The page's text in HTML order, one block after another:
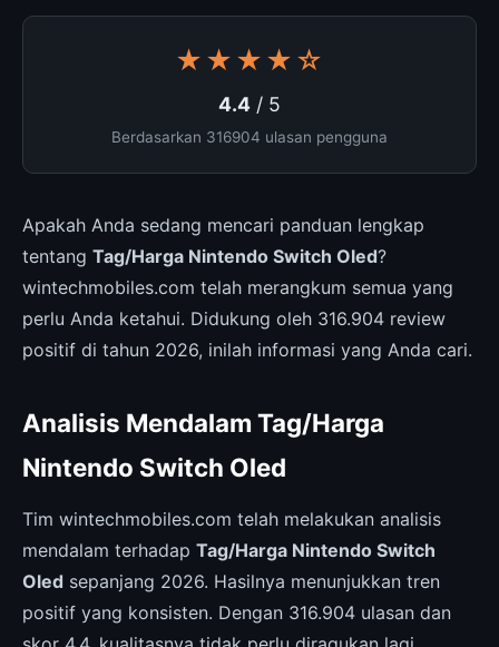
★★★★☆
4.4 / 5
Berdasarkan 316904 ulasan pengguna
Apakah Anda sedang mencari panduan lengkap
tentang Tag/Harga Nintendo Switch Oled?
wintechmobiles.com telah merangkum semua yang
perlu Anda ketahui. Didukung oleh 316.904 review
positif di tahun 2026, inilah informasi yang Anda cari.
Analisis Mendalam Tag/Harga
Nintendo Switch Oled
Tim wintechmobiles.com telah melakukan analisis
mendalam terhadap Tag/Harga Nintendo Switch
Oled sepanjang 2026. Hasilnya menunjukkan tren
positif yang konsisten. Dengan 316.904 ulasan dan